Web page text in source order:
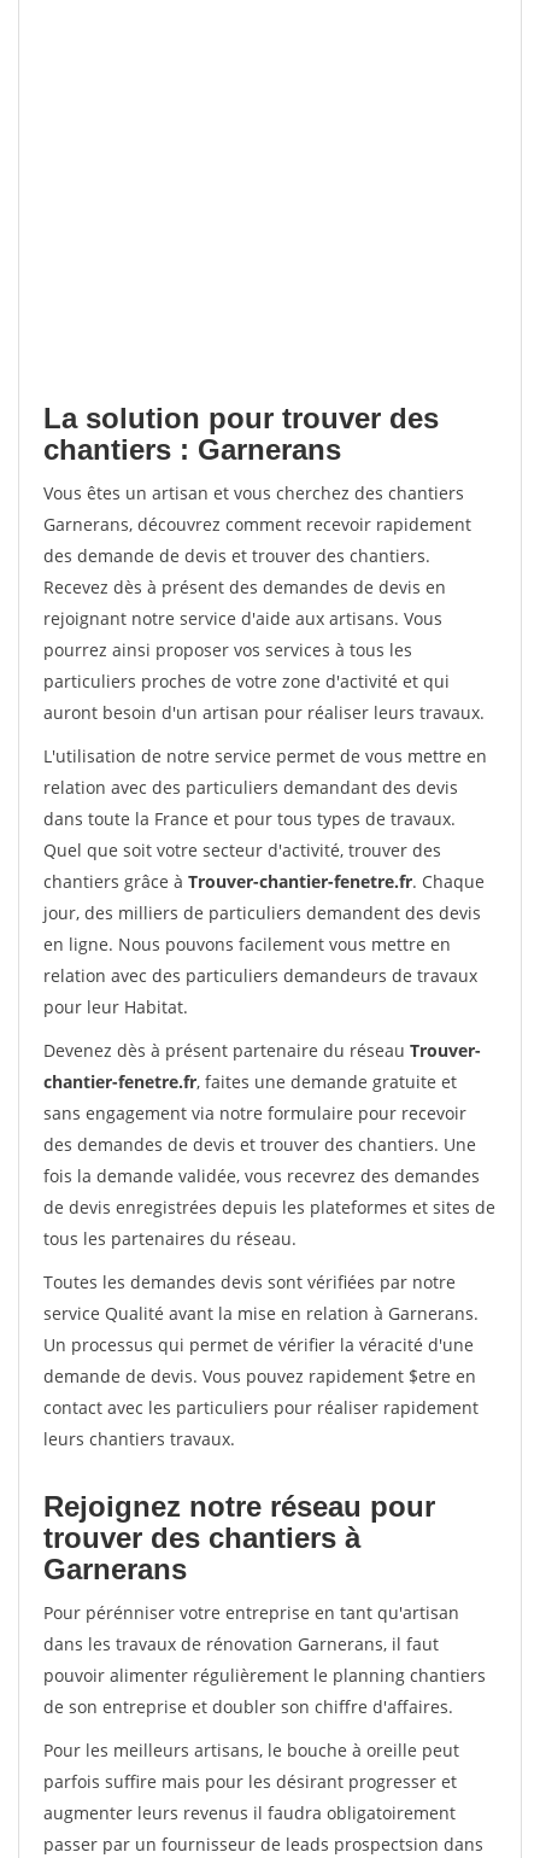
La solution pour trouver des
chantiers : Garnerans
Vous êtes un artisan et vous cherchez des chantiers
Garnerans, découvrez comment recevoir rapidement
des demande de devis et trouver des chantiers.
Recevez dès à présent des demandes de devis en
rejoignant notre service d'aide aux artisans. Vous
pourrez ainsi proposer vos services à tous les
particuliers proches de votre zone d'activité et qui
auront besoin d'un artisan pour réaliser leurs travaux.
L'utilisation de notre service permet de vous mettre en
relation avec des particuliers demandant des devis
dans toute la France et pour tous types de travaux.
Quel que soit votre secteur d'activité, trouver des
chantiers grâce à Trouver-chantier-fenetre.fr. Chaque
jour, des milliers de particuliers demandent des devis
en ligne. Nous pouvons facilement vous mettre en
relation avec des particuliers demandeurs de travaux
pour leur Habitat.
Devenez dès à présent partenaire du réseau Trouver-
chantier-fenetre.fr, faites une demande gratuite et
sans engagement via notre formulaire pour recevoir
des demandes de devis et trouver des chantiers. Une
fois la demande validée, vous recevrez des demandes
de devis enregistrées depuis les plateformes et sites de
tous les partenaires du réseau.
Toutes les demandes devis sont vérifiées par notre
service Qualité avant la mise en relation à Garnerans.
Un processus qui permet de vérifier la véracité d'une
demande de devis. Vous pouvez rapidement $etre en
contact avec les particuliers pour réaliser rapidement
leurs chantiers travaux.
Rejoignez notre réseau pour
trouver des chantiers à
Garnerans
Pour pérénniser votre entreprise en tant qu'artisan
dans les travaux de rénovation Garnerans, il faut
pouvoir alimenter régulièrement le planning chantiers
de son entreprise et doubler son chiffre d'affaires.
Pour les meilleurs artisans, le bouche à oreille peut
parfois suffire mais pour les désirant progresser et
augmenter leurs revenus il faudra obligatoirement
passer par un fournisseur de leads prospectsion dans